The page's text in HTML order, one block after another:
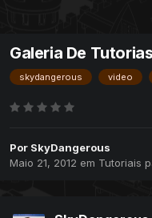
Galeria De
skydangerous video
Por SkyDangerous
Maio 21, 2012 em Tutoriais